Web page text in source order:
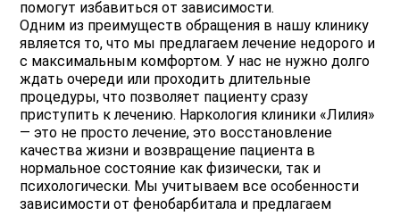
помогут избавиться от зависимости.
Одним из преимуществ обращения в нашу клинику
является то, что мы предлагаем лечение недорого и
с максимальным комфортом. У нас не нужно долго
ждать очереди или проходить длительные
процедуры, что позволяет пациенту сразу
приступить к лечению. Наркология клиники «Лилия»
— это не просто лечение, это восстановление
качества жизни и возвращение пациента в
нормальное состояние как физически, так и
психологически. Мы учитываем все особенности
зависимости от фенобарбитала и предлагаем